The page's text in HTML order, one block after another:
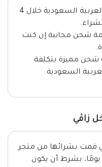
يتم التوصيل إلى المملكة العربية السعودية خلال 4
شحن مجانية إن كنت
مميزة بتكلفة
زاڤي
قمت بشرائها من متجر
زاڤي خلال مدة لا تتجاوز 14 يومًا، بشرط أن يكون